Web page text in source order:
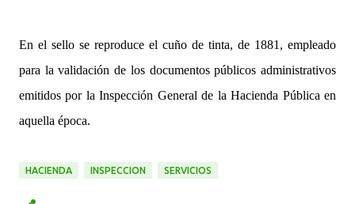
En el sello se reproduce el cuño de tinta, de 1881, empleado
para la validación de los documentos públicos administrativos
emitidos por la Inspección General de la Hacienda Pública en
aquella época.
HACIENDA INSPECCION SERVICIOS